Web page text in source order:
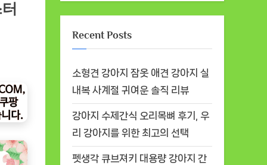
Recent Posts
소형견 강아지 잠옷 애견 강아지 실
내복 사계절 귀여운 솔직 리뷰
강아지 수제간식 오리목뼈 후기, 우
리 강아지를 위한 최고의 선택
펫생각 큐브져키 대용량 강아지 간